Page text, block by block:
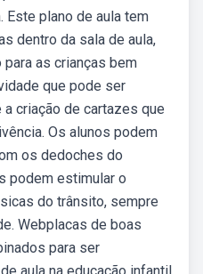
Este plano de aula tem
dentro da sala de aula,
as crianças bem
que pode ser
criação de cartazes que
Os alunos podem
os dedoches do
podem estimular o
do trânsito, sempre
Webplacas de boas
para ser